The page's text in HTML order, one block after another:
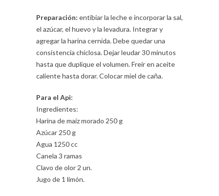
Preparación: entibiar la leche e incorporar la sal,
el azúcar, el huevo y la levadura. Integrar y
agregar la harina cernida. Debe quedar una
consistencia chiclosa. Dejar leudar 30 minutos
hasta que duplique el volumen. Freír en aceite
caliente hasta dorar. Colocar miel de caña.
Para el Api:
Ingredientes:
Harina de maíz morado 250 g
Azúcar 250 g
Agua 1250 cc
Canela 3 ramas
Clavo de olor 2 un.
Jugo de 1 limón.